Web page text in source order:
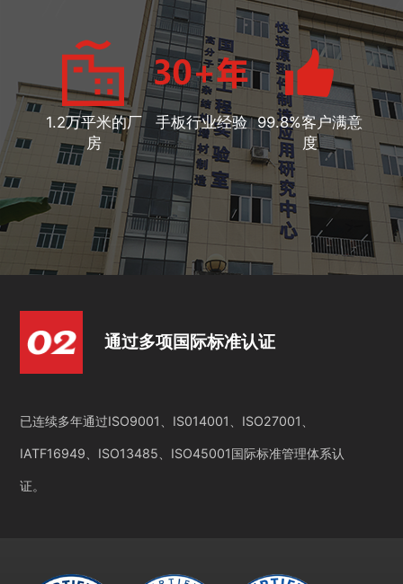
1.2万平米的厂
房
手板行业经验 99.8%客户满意
度
通过多项国际标准认证
已连续多年通过ISO9001、IS014001、ISO27001、
IATF16949、ISO13485、ISO45001国际标准管理体系认
证。